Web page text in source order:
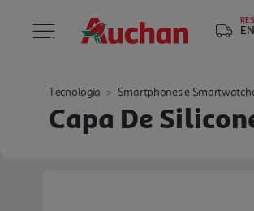
Tecnologia Smartphones e
Capa De